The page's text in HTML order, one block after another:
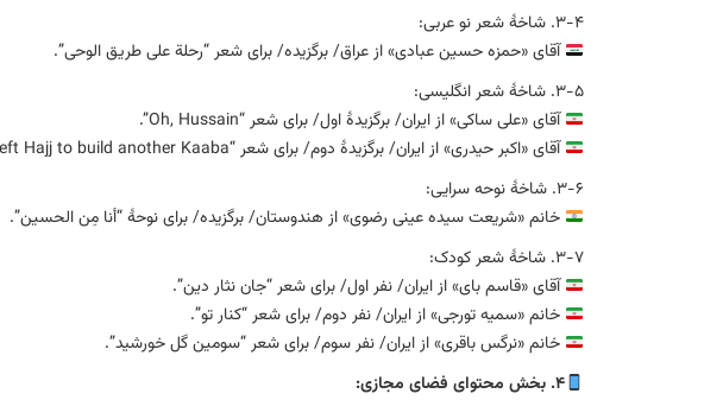
۳-۴. شاخهٔ شعر نو عربی:
آقای «حمزه حسین عبادی» از عراق/ برگزیده/ برای شعر “رحلة علی طریق الوحی”.
۳-۵. شاخهٔ شعر انگلیسی:
آقای «علی ساکی» از ایران/ برگزیدهٔ اول/ برای شعر “Oh, Hussain”.
آقای «اکبر حیدری» از ایران/ برگزیدهٔ دوم/ برای شعر “He left Hajj to build another Kaaba”.
۳-۶. شاخهٔ نوحه سرایی:
خانم «شریعت سیده عینی رضوی» از هندوستان/ برگزیده/ برای نوحهٔ “أنا مِن الحسین”.
۳-۷. شاخهٔ شعر کودک:
آقای «قاسم بای» از ایران/ نفر اول/ برای شعر “جان نثار دین”.
خانم «سمیه تورجی» از ایران/ نفر دوم/ برای شعر “کنار تو”.
خانم «نرگس باقری» از ایران/ نفر سوم/ برای شعر “سومین گل خورشید”.
۴. بخش محتوای فضای مجازی: